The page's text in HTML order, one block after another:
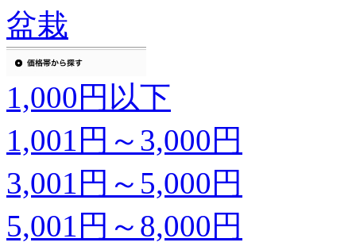
盆栽
1,000円以下
1,001円～3,000円
3,001円～5,000円
5,001円～8,000円